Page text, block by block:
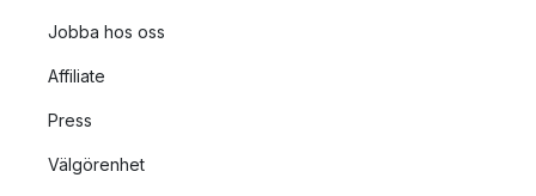
Jobba hos oss
Affiliate
Press
Välgörenhet